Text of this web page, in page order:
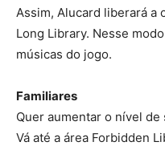
Assim, Alucard liberará a
Long Library. Nesse
músicas do jogo.
Familiares
Quer aumentar o nível
Vá até a área Forbidden